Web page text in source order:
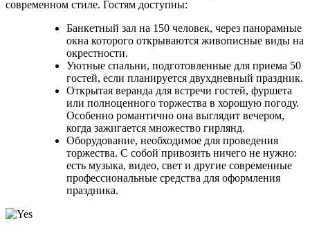
современном стиле. Гостям доступны:
Банкетный зал на 150 человек, через панорамные
окна которого открываются живописные виды на
окрестности.
Уютные спальни, подготовленные для приема 50
гостей, если планируется двухдневный праздник.
Открытая веранда для встречи гостей, фуршета
или полноценного торжества в хорошую погоду.
Особенно романтично она выглядит вечером,
когда зажигается множество гирлянд.
Оборудование, необходимое для проведения
торжества. С собой привозить ничего не нужно:
есть музыка, видео, свет и другие современные
профессиональные средства для оформления
праздника.